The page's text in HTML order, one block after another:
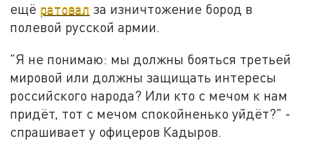
ещё ратовал за изничтожение бород в
полевой русской армии.
"Я не понимаю: мы должны бояться третьей
мировой или должны защищать интересы
российского народа? Или кто с мечом к нам
придёт, тот с мечом спокойненько уйдёт?" -
спрашивает у офицеров Кадыров.